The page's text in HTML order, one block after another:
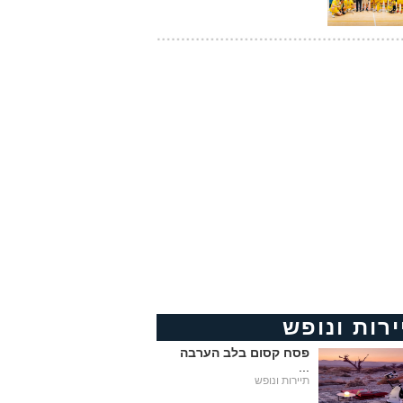
ונופש
פסח קסום בלב הערבה
תיירות ונופש